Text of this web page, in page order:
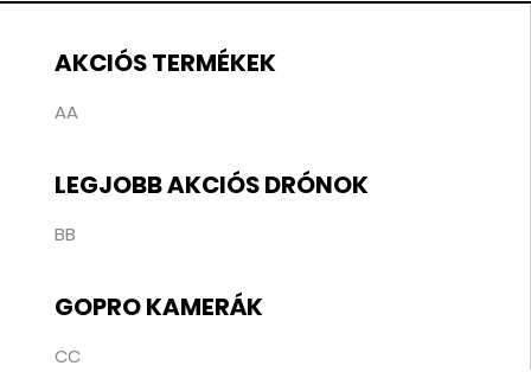
AKCIÓS TERMÉKEK
AA
LEGJOBB AKCIÓS DRÓNOK
BB
GOPRO KAMERÁK
CC